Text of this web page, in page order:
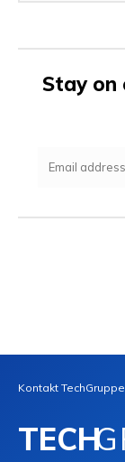
Stay on
Kontakt
TECH